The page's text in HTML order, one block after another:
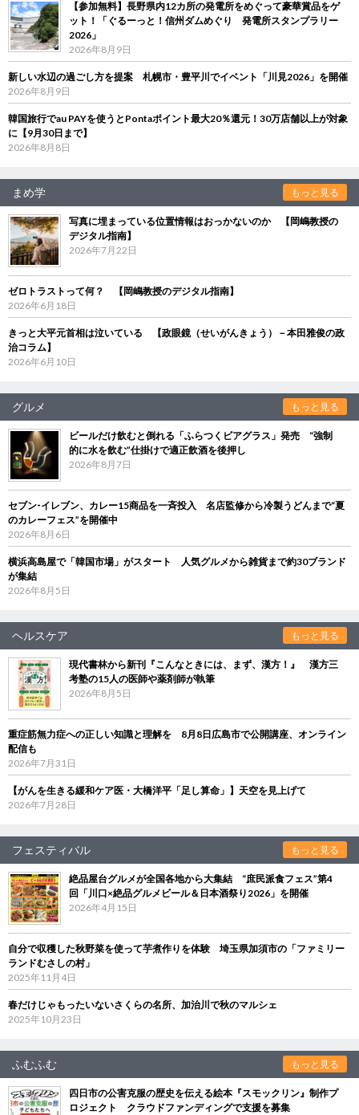
【参加無料】長野県内12カ所の発電所をめぐって豪華賞品をゲ
ット！「ぐるーっと！信州ダムめぐり 発電所スタンプラリー
2026」
2026年8月9日
新しい水辺の過ごし方を提案 札幌市・豊平川でイベント「川見2026」を開催
2026年8月9日
韓国旅行でau PAYを使うとPontaポイント最大20％還元！30万店舗以上が対象
に【9月30日まで】
2026年8月8日
まめ学 もっと見る
写真に埋まっている位置情報はおっかないのか 【岡嶋教授の
デジタル指南】
2026年7月22日
ゼロトラストって何？ 【岡嶋教授のデジタル指南】
2026年6月18日
きっと大平元首相は泣いている 【政眼鏡（せいがんきょう）－本田雅俊の政
治コラム】
2026年6月10日
グルメ もっと見る
ビールだけ飲むと倒れる「ふらつくビアグラス」発売 “強制
的に水を飲む”仕掛けで適正飲酒を後押し
2026年8月7日
セブン‐イレブン、カレー15商品を一斉投入 名店監修から冷製うどんまで“夏
のカレーフェス”を開催中
2026年8月6日
横浜高島屋で「韓国市場」がスタート 人気グルメから雑貨まで約30ブランド
が集結
2026年8月5日
ヘルスケア もっと見る
現代書林から新刊『こんなときには、まず、漢方！』 漢方三
考塾の15人の医師や薬剤師が執筆
2026年8月5日
重症筋無力症への正しい知識と理解を 8月8日広島市で公開講座、オンライン
配信も
2026年7月31日
【がんを生きる緩和ケア医・大橋洋平「足し算命」】天空を見上げて
2026年7月28日
フェスティバル もっと見る
絶品屋台グルメが全国各地から大集結 “庶民派食フェス”第4
回「川口×絶品グルメビール＆日本酒祭り2026」を開催
2026年4月15日
自分で収穫した秋野菜を使って芋煮作りを体験 埼玉県加須市の「ファミリー
ランドむさしの村」
2025年11月4日
春だけじゃもったいないさくらの名所、加治川で秋のマルシェ
2025年10月23日
ふむふむ もっと見る
四日市の公害克服の歴史を伝える絵本『スモックリン』制作プ
ロジェクト クラウドファンディングで支援を募集